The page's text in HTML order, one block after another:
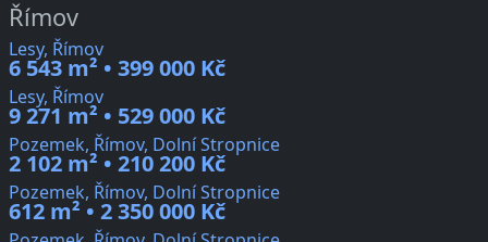
Římov
Lesy, Římov
6 543 m² • 399 000 Kč
Lesy, Římov
9 271 m² • 529 000 Kč
Pozemek, Římov, Dolní Stropnice
2 102 m² • 210 200 Kč
Pozemek, Římov, Dolní Stropnice
612 m² • 2 350 000 Kč